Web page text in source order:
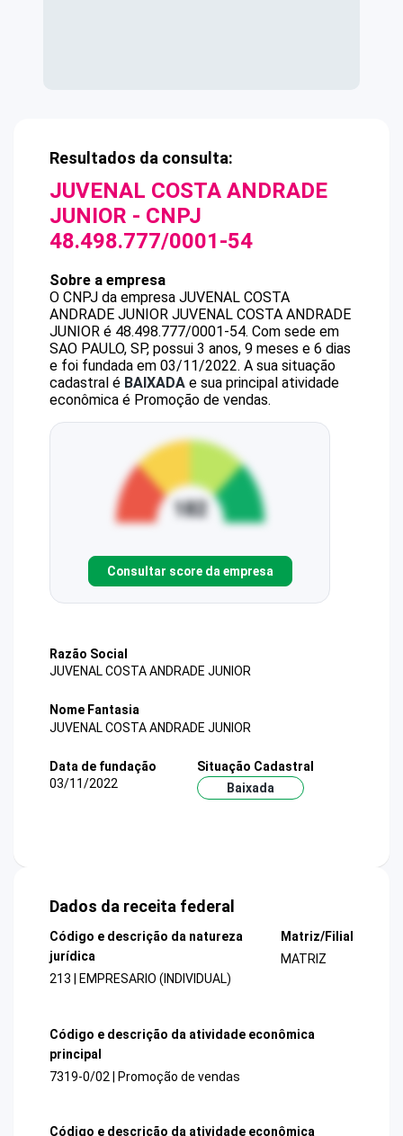
Resultados da consulta:
JUVENAL COSTA ANDRADE
JUNIOR - CNPJ
48.498.777/0001-54
Sobre a empresa
O CNPJ da empresa JUVENAL COSTA
ANDRADE JUNIOR JUVENAL COSTA ANDRADE
JUNIOR é 48.498.777/0001-54. Com sede em
SAO PAULO, SP, possui 3 anos, 9 meses e 6 dias
e foi fundada em 03/11/2022. A sua situação
cadastral é BAIXADA e sua principal atividade
econômica é Promoção de vendas.
Consultar score da empresa
Razão Social
JUVENAL COSTA ANDRADE JUNIOR
Nome Fantasia
JUVENAL COSTA ANDRADE JUNIOR
Data de fundação
03/11/2022
Situação Cadastral
Baixada
Dados da receita federal
Código e descrição da natureza
jurídica
213 | EMPRESARIO (INDIVIDUAL)
Matriz/Filial
MATRIZ
Código e descrição da atividade econômica
principal
7319-0/02 | Promoção de vendas
Código e descrição da atividade econômica